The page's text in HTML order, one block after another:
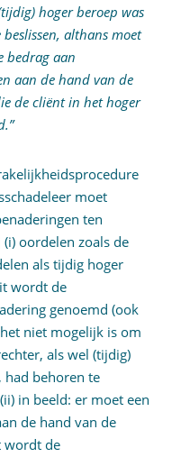
hoger beroep was
althans moet
bedrag aan
aan de hand van de
de cliënt in het hoger
moet
ten
oordelen zoals de
als tijdig hoger
wordt de
genoemd (ook
niet mogelijk is om
als wel (tijdig)
had behoren te
in beeld: er moet een
de hand van de
wordt de